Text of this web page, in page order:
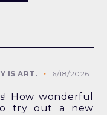
IS ART. 6/18/2026
How wonderful
try out a new